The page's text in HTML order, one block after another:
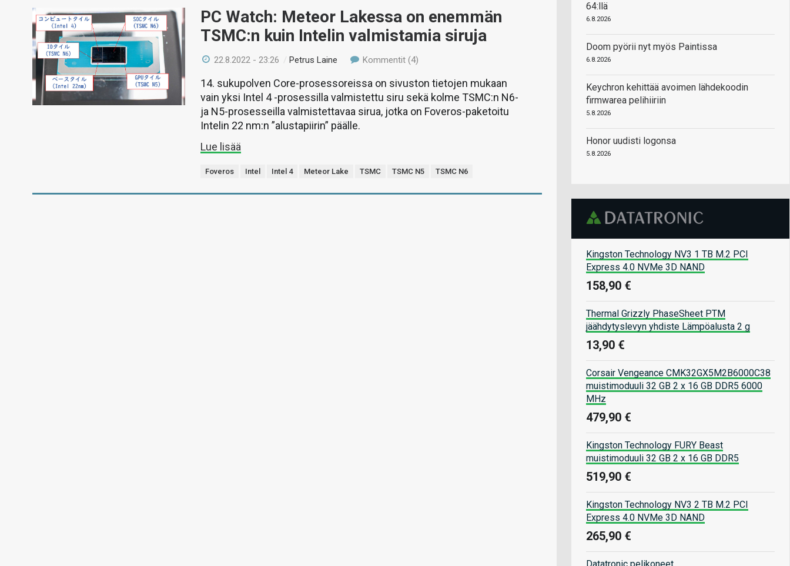
PC Watch: Meteor Lakessa on enemmän
TSMC:n kuin Intelin valmistamia siruja
22.8.2022 - 23:26 /Petrus Laine Kommentit (4)
14. sukupolven Core-prosessoreissa on sivuston tietojen mukaan
vain yksi Intel 4 -prosessilla valmistettu siru sekä kolme TSMC:n N6-
ja N5-prosesseilla valmistettavaa sirua, jotka on Foveros-paketoitu
Intelin 22 nm:n ”alustapiirin” päälle.
Lue lisää
Foveros Intel Intel 4 Meteor Lake TSMC TSMC N5 TSMC N6
64:llä
6.8.2026
Doom pyörii nyt myös Paintissa
6.8.2026
Keychron kehittää avoimen lähdekoodin
firmwarea pelihiiriin
5.8.2026
Honor uudisti logonsa
5.8.2026
Kingston Technology NV3 1 TB M.2 PCI
Express 4.0 NVMe 3D NAND
158,90 €
Thermal Grizzly PhaseSheet PTM
jäähdytyslevyn yhdiste Lämpöalusta 2 g
13,90 €
Corsair Vengeance CMK32GX5M2B6000C38
muistimoduuli 32 GB 2 x 16 GB DDR5 6000
MHz
479,90 €
Kingston Technology FURY Beast
muistimoduuli 32 GB 2 x 16 GB DDR5
519,90 €
Kingston Technology NV3 2 TB M.2 PCI
Express 4.0 NVMe 3D NAND
265,90 €